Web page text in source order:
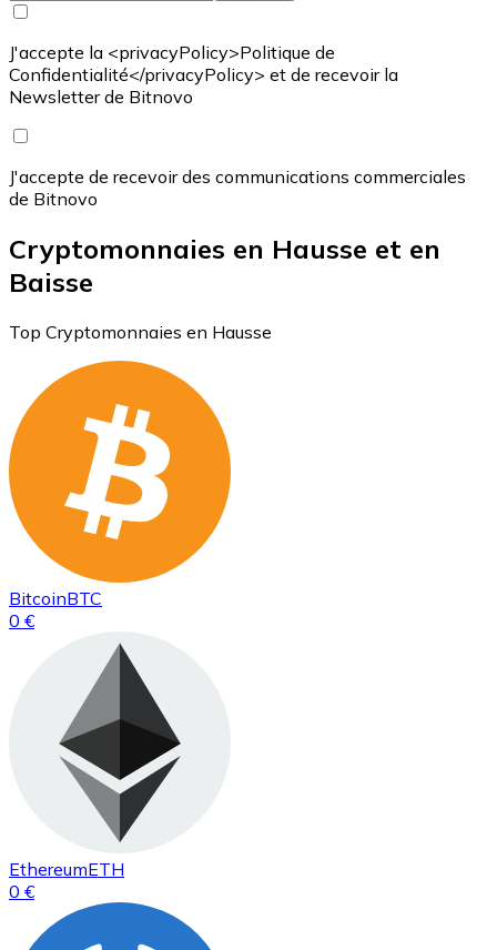
J'accepte la <privacyPolicy>Politique de
Confidentialité</privacyPolicy> et de recevoir la
Newsletter de Bitnovo
J'accepte de recevoir des communications commerciales
de Bitnovo
Cryptomonnaies en Hausse et en
Baisse
Top Cryptomonnaies en Hausse
BitcoinBTC
0 €
EthereumETH
0 €